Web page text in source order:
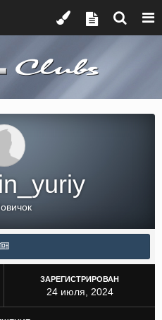
ЗАРЕГИСТРИРОВАН
24 июля, 2024